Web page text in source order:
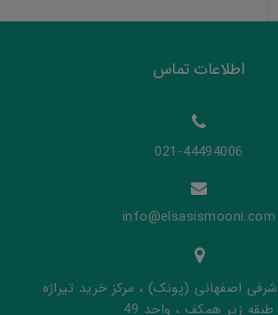
اطلاعات تماس
021-44494006
info@elsasismooni.com
اصفهانی (پونک) ، مرکز خرید تیراژه
طبقه زیر همکف ، واحد 49